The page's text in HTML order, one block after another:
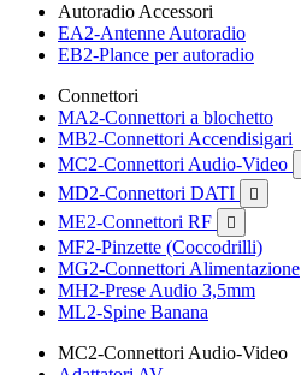
Autoradio Accessori
EA2-Antenne Autoradio
EB2-Plance per autoradio
Connettori
MA2-Connettori a blochetto
MB2-Connettori Accendisigari
MC2-Connettori Audio-Video
MD2-Connettori DATI 
ME2-Connettori RF 
MF2-Pinzette (Coccodrilli)
MG2-Connettori Alimentazione
MH2-Prese Audio 3,5mm
ML2-Spine Banana
MC2-Connettori Audio-Video